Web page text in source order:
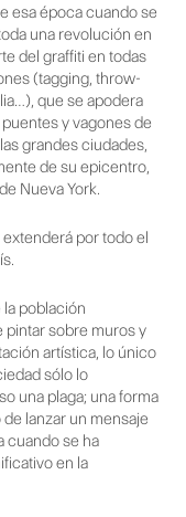
esa época cuando se
una revolución en
del graffiti en todas
(tagging, throw-
que se apodera
y vagones de
grandes ciudades,
de su epicentro,
Nueva York.
por todo el
población
pintar sobre muros y
artística, lo único
sólo lo
una plaga; una forma
lanzar un mensaje
cuando se ha
en la